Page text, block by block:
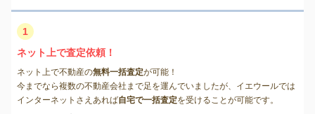
1
ネット上で査定依頼！
ネット上で不動産の無料一括査定が可能！
今までなら複数の不動産会社まで足を運んでいましたが、イエウールでは
インターネットさえあれば自宅で一括査定を受けることが可能です。